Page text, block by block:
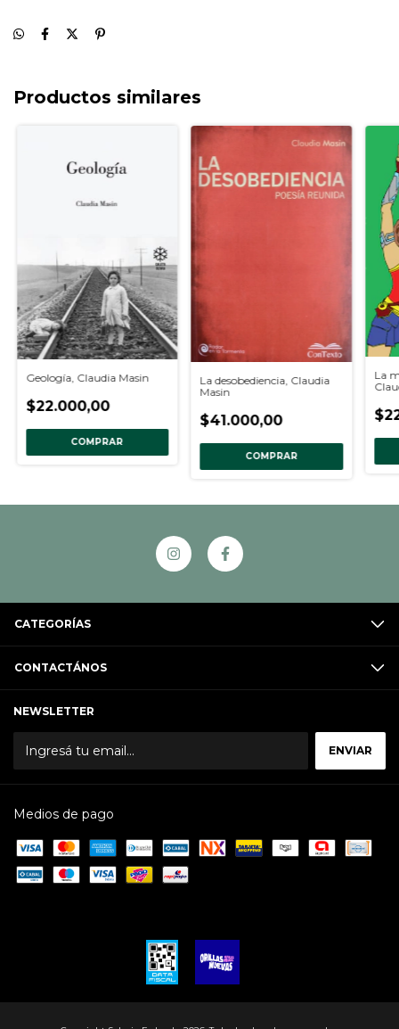
Productos similares
Geología, Claudia Masin
$22.000,00
COMPRAR
La desobediencia, Claudia
Masin
$41.000,00
COMPRAR
La
CATEGORÍAS
CONTACTÁNOS
NEWSLETTER
Medios de pago